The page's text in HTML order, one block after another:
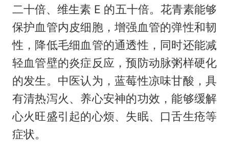
二十倍、维生素 E 的五十倍。花青素能够
保护血管内皮细胞，增强血管的弹性和韧
性，降低毛细血管的通透性，同时还能减
轻血管壁的炎症反应，预防动脉粥样硬化
的发生。中医认为，蓝莓性凉味甘酸，具
有清热泻火、养心安神的功效，能够缓解
心火旺盛引起的心烦、失眠、口舌生疮等
症状。